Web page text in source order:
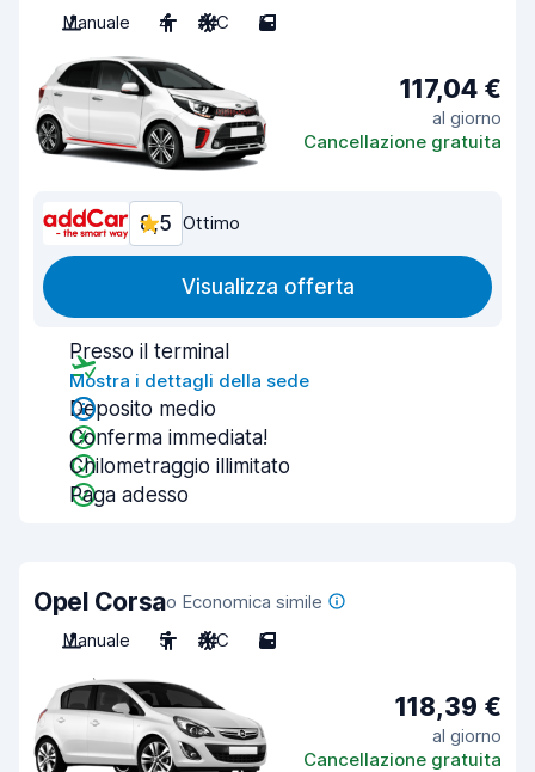
Manuale
4 A/C 5
117,04 €
al giorno
Cancellazione gratuita
8,5 Ottimo
Visualizza offerta
Presso il terminal
Mostra i dettagli della sede
Deposito medio
Conferma immediata!
Chilometraggio illimitato
Paga adesso
Opel Corsao Economica simile
Manuale
5 A/C 5
118,39 €
al giorno
Cancellazione gratuita